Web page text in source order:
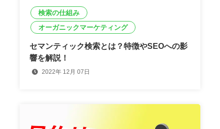
検索の仕組み
オーガニックマーケティング
セマンティック検索とは？特徴やSEOへの影
響を解説！
2022年 12月 07日